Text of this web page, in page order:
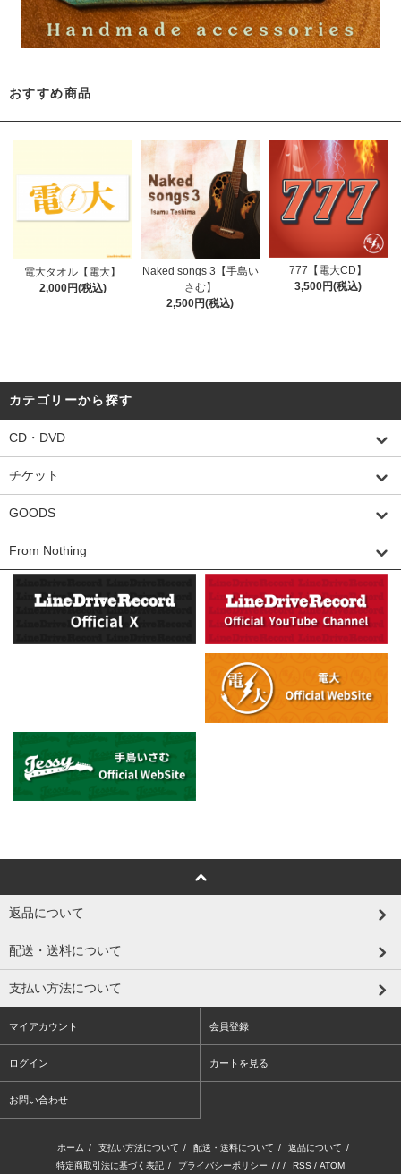
おすすめ商品
電大タオル【電大】
2,000円(税込)
Naked songs 3【手島い
さむ】
2,500円(税込)
777【電大CD】
3,500円(税込)
カテゴリーから探す
CD・DVD
チケット
GOODS
From Nothing
返品について
配送・送料について
支払い方法について
マイアカウント 会員登録
ログイン カートを見る
お問い合わせ
ホーム / 支払い方法について / 配送・送料について / 返品について /
特定商取引法に基づく表記 / プライバシーポリシー / / / RSS / ATOM